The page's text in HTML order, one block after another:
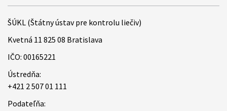
ŠÚKL (Štátny ústav pre kontrolu liečiv)
Kvetná 11 825 08 Bratislava
IČO: 00165221
Ústredňa:
+421 2 507 01 111
Podateľňa: